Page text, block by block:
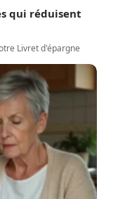
qui réduisent
Livret d'épargne